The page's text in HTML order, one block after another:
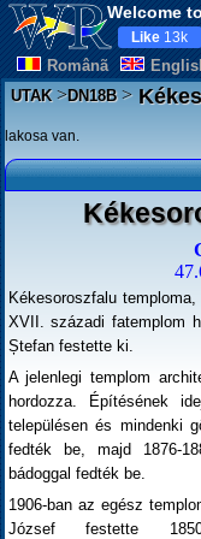
Welcome
Românã
Like 13k
UTAK>DN18B>
lakosa van.
Kékesoroszfalu
XVII. századi fatemplom
Ștefan festette ki.
A jelenlegi templom
hordozza. Építésének
településen és mindenki
fedték be, majd 1876-
bádoggal fedték be.
1906-ban az egész
József festette